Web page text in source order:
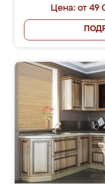
Цена: от 49